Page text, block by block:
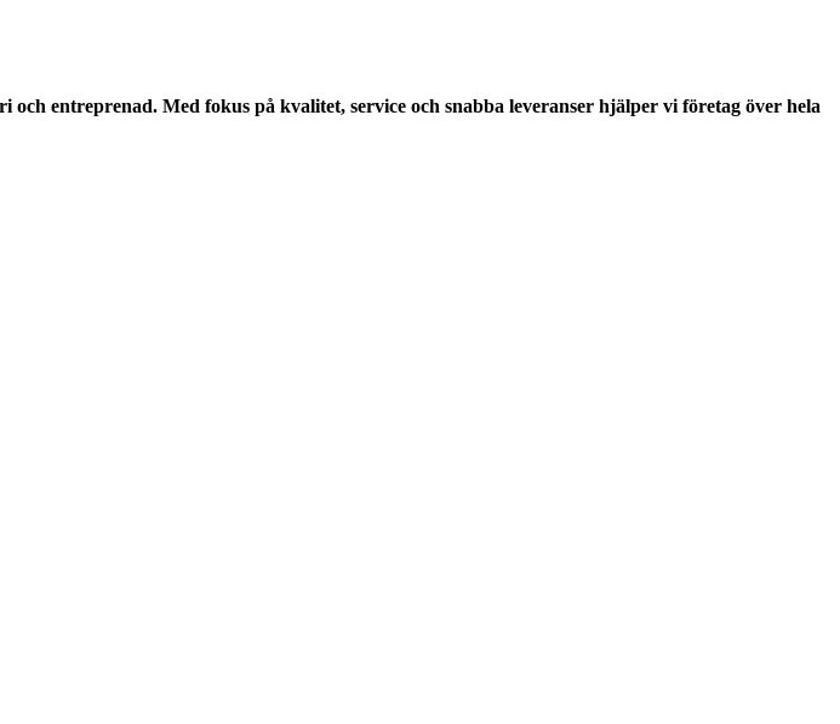
entreprenad. Med fokus på kvalitet, service och snabba leveranser hjälper vi företag över hela